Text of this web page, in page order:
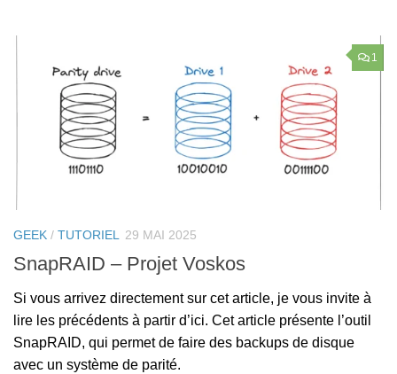
1
GEEK / TUTORIEL 29 MAI 2025
SnapRAID – Projet Voskos
Si vous arrivez directement sur cet article, je vous invite à
lire les précédents à partir d’ici. Cet article présente l’outil
SnapRAID, qui permet de faire des backups de disque
avec un système de parité.